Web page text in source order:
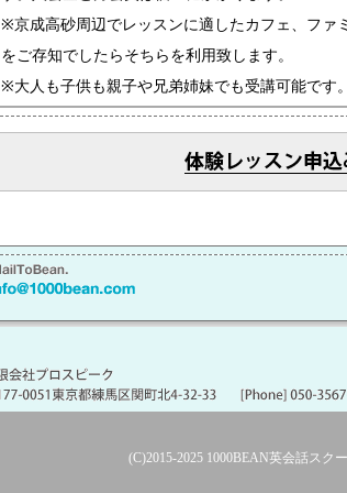
※京成高砂周辺でレッスンに適したカフェ、ファ
をご存知でしたらそちらを利用致します。
※大人も子供も親子や兄弟姉妹でも受講可能です。
(C)2015-2025 1000BEAN英会話スク